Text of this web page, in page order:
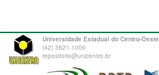
Universidade Estadual do Centro-Oeste
(42) 3621-1000
repositorio@unicentro.br